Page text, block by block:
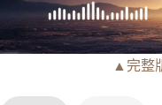
▲完整